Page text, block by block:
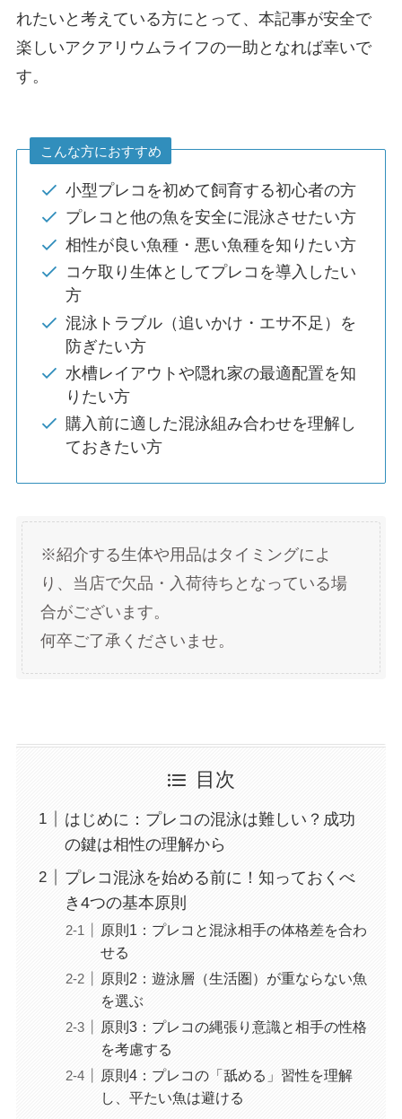
れたいと考えている方にとって、本記事が安全で
楽しいアクアリウムライフの一助となれば幸いで
す。
こんな方におすすめ
小型プレコを初めて飼育する初心者の方
プレコと他の魚を安全に混泳させたい方
相性が良い魚種・悪い魚種を知りたい方
コケ取り生体としてプレコを導入したい
方
混泳トラブル（追いかけ・エサ不足）を
防ぎたい方
水槽レイアウトや隠れ家の最適配置を知
りたい方
購入前に適した混泳組み合わせを理解し
ておきたい方
※紹介する生体や用品はタイミングによ
り、当店で欠品・入荷待ちとなっている場
合がございます。
何卒ご了承くださいませ。
目次
はじめに：プレコの混泳は難しい？成功
の鍵は相性の理解から
プレコ混泳を始める前に！知っておくべ
き4つの基本原則
原則1：プレコと混泳相手の体格差を合わ
せる
原則2：遊泳層（生活圏）が重ならない魚
を選ぶ
原則3：プレコの縄張り意識と相手の性格
を考慮する
原則4：プレコの「舐める」習性を理解
し、平たい魚は避ける